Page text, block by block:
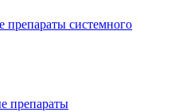
системного
препараты